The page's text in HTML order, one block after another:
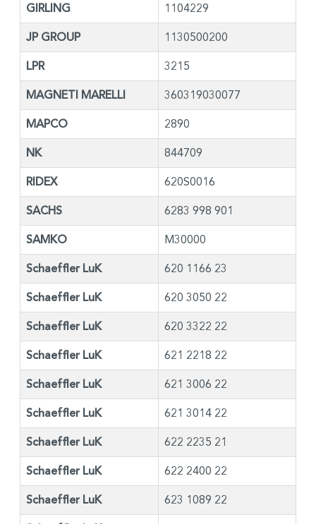
GIRLING 1104229
JP GROUP 1130500200
LPR 3215
MAGNETI MARELLI 360319030077
MAPCO 2890
NK 844709
RIDEX 620S0016
SACHS 6283 998 901
SAMKO M30000
Schaeffler LuK 620 1166 23
Schaeffler LuK 620 3050 22
Schaeffler LuK 620 3322 22
Schaeffler LuK 621 2218 22
Schaeffler LuK 621 3006 22
Schaeffler LuK 621 3014 22
Schaeffler LuK 622 2235 21
Schaeffler LuK 622 2400 22
Schaeffler LuK 623 1089 22